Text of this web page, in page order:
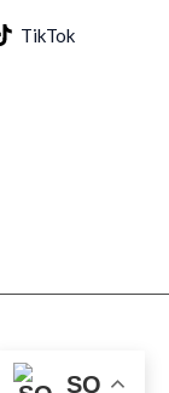
TikTok
SQ